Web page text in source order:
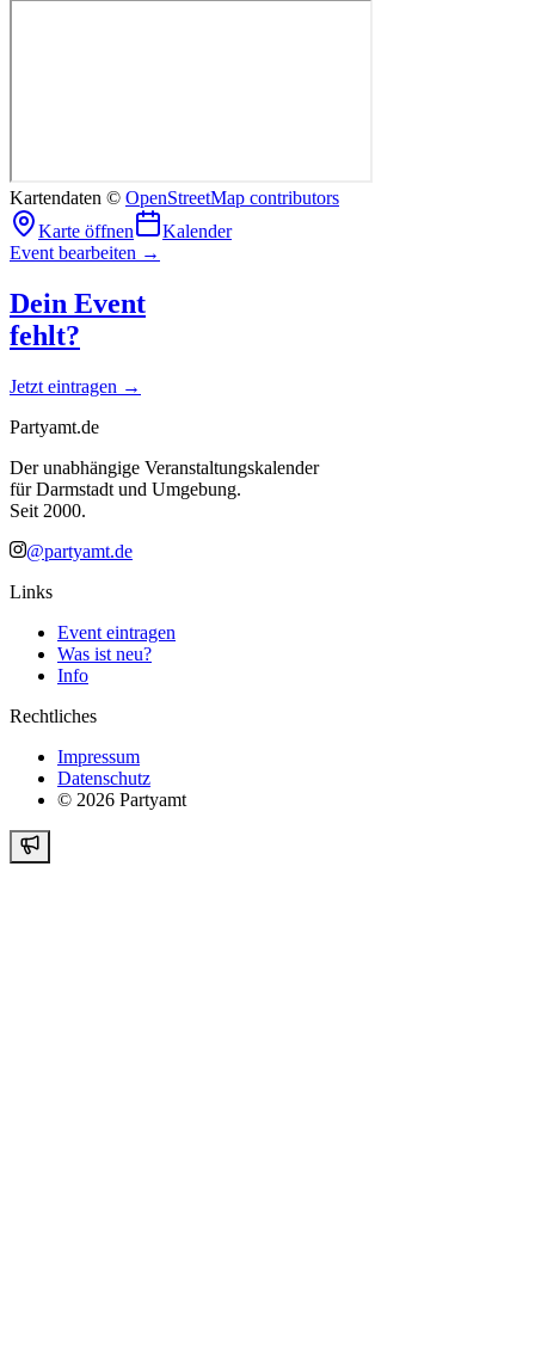
Kartendaten © OpenStreetMap contributors
Karte öffnen
Kalender
Event bearbeiten →
Dein Event
fehlt?
Jetzt eintragen →
Partyamt.de
Der unabhängige Veranstaltungskalender
für Darmstadt und Umgebung.
Seit 2000.
@partyamt.de
Links
Event eintragen
Was ist neu?
Info
Rechtliches
Impressum
Datenschutz
© 2026 Partyamt